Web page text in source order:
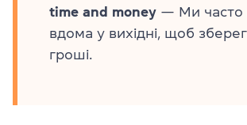
time and money — Ми часто
вдома у вихідні, щоб
гроші.